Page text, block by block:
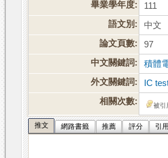
畢業學年度:
111
語文別:
中文
論文頁數:
97
中文關鍵詞:
積體
外文關鍵詞:
IC
相關次數:
被引
推文 網路書籤 推薦 評分 引